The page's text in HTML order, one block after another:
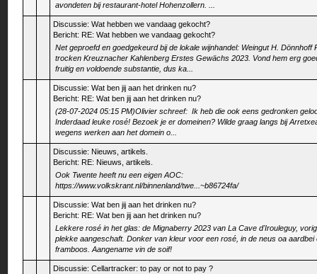
avondeten bij restaurant-hotel Hohenzollern. ...
Discussie:Wat hebben we vandaag gekocht?
Bericht: RE: Wat hebben we vandaag gekocht?
Net geproefd en goedgekeurd bij de lokale wijnhandel: Weingut H. Dönnhoff
trocken Kreuznacher Kahlenberg Erstes Gewächs 2023. Vond hem erg
fruitig en voldoende substantie, dus ka...
Discussie:Wat ben jij aan het drinken nu?
Bericht: RE: Wat ben jij aan het drinken nu?
(28-07-2024 05:15 PM)Olivier schreef: Ik heb die ook eens gedronken
Inderdaad leuke rosé! Bezoek je er domeinen? Wilde graag langs bij
wegens werken aan het domein o...
Discussie: Nieuws, artikels.
Bericht: RE: Nieuws, artikels.
Ook Twente heeft nu een eigen AOC:
https://www.volkskrant.nl/binnenland/twe...~b86724fa/
Discussie:Wat ben jij aan het drinken nu?
Bericht: RE: Wat ben jij aan het drinken nu?
Lekkere rosé in het glas: de Mignaberry 2023 van La Cave d'Irouleguy,
plekke aangeschaft. Donker van kleur voor een rosé, in de neus oa aardbei
framboos. Aangename vin de soif!
Discussie:Cellartracker: to pay or not to pay ?